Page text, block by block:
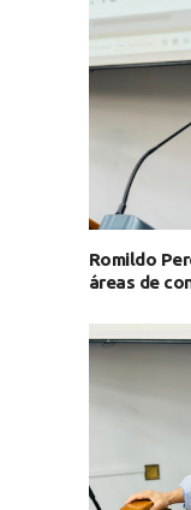
Romildo
áreas de